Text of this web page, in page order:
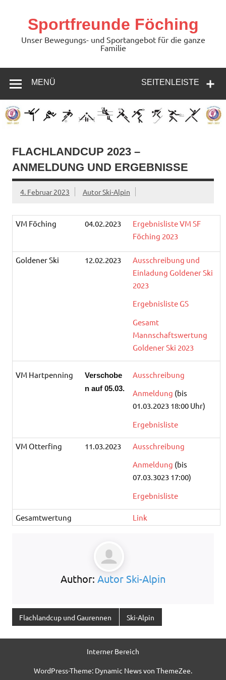
springenSportfreunde Föching
Unser Bewegungs- und Sportangebot für die ganze
Familie
SEITENLEISTE
MENÜ
FLACHLANDCUP 2023 –
ANMELDUNG UND ERGEBNISSE
4. Februar 2023 Autor Ski-Alpin
VM Föching 04.02.2023
Ergebnisliste VM SF
Föching 2023
Goldener Ski 12.02.2023
Ausschreibung und
Einladung Goldener Ski
2023
Ergebnisliste GS
Gesamt
Mannschaftswertung
Goldener Ski 2023
VM Hartpenning
Verschobe
n auf 05.03.
Ausschreibung
Anmeldung (bis
01.03.2023 18:00 Uhr)
Ergebnisliste
VM Otterfing 11.03.2023
Ausschreibung
Anmeldung (bis
07.03.3023 17:00)
Ergebnisliste
Gesamtwertung Link
Author: Autor Ski-Alpin
Flachlandcup und Gaurennen Ski-Alpin
Interner Bereich
WordPress-Theme: Dynamic News von ThemeZee.